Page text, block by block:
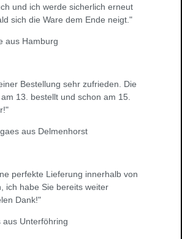
und ich werde sicherlich erneut
sich die Ware dem Ende neigt."
aus Hamburg
Bestellung sehr zufrieden. Die
13. bestellt und schon am 15.
aus Delmenhorst
perfekte Lieferung innerhalb von
ich habe Sie bereits weiter
Dank!"
aus Unterföhring